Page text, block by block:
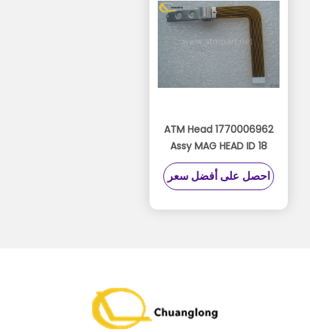
1770006962 ATM Head
Assy MAG HEAD ID 18
01770006962 Wincor
Nixdorf قراءة الرأس
احصل على أفضل سعر